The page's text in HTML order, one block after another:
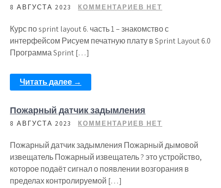
8 АВГУСТА 2023 КОММЕНТАРИЕВ НЕТ
Курс по sprint layout 6. часть 1 – знакомство с
интерфейсом Рисуем печатную плату в Sprint Layout 6.0
Программа Sprint […]
Читать далее →
Пожарный датчик задымления
8 АВГУСТА 2023 КОММЕНТАРИЕВ НЕТ
Пожарный датчик задымления Пожарный дымовой
извещатель Пожарный извещатель ? это устройство,
которое подаёт сигнал о появлении возгорания в
пределах контролируемой […]